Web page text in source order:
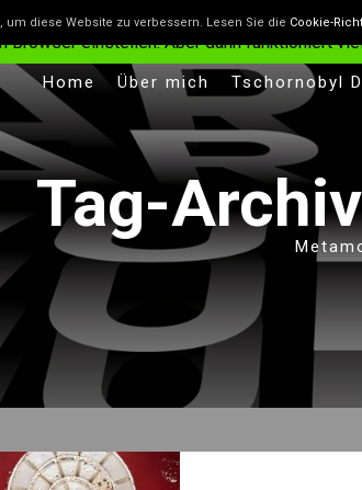
Home Über mich Tschornobyl
Tag-
diese Website zu verbessern. Lesen Sie die Cookie-
kleine Dateien, die helfen, die Website
Browser einstellen. Aber dann funktioniert